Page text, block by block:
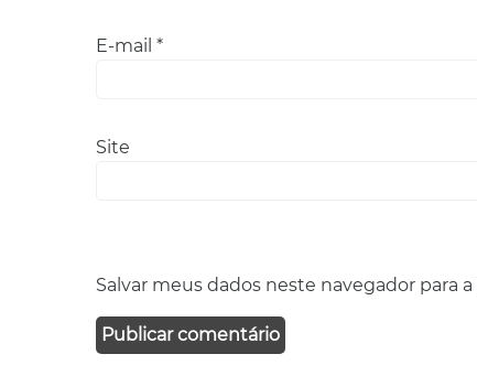
E-mail *
Site
Salvar meus dados neste navegador para